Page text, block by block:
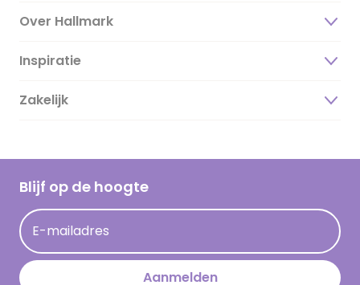
Over Hallmark
Over ons
Duurzaamheid
Hallmark Kaartclub
Acties
Persberichten
Hallmark en Kinderpostzegels
Inspiratie
Magazine
Cadeau inspiratie
Kaartinspiratie
Zakelijk
Blijf op de hoogte
E-mailadres
Aanmelden